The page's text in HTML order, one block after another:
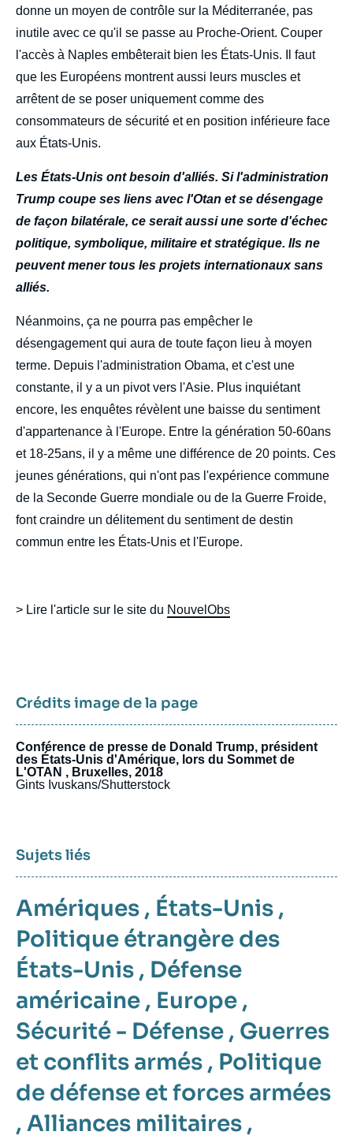
donne un moyen de contrôle sur la Méditerranée, pas
inutile avec ce qu'il se passe au Proche-Orient. Couper
l'accès à Naples embêterait bien les États-Unis. Il faut
que les Européens montrent aussi leurs muscles et
arrêtent de se poser uniquement comme des
consommateurs de sécurité et en position inférieure face
aux États-Unis.
Les États-Unis ont besoin d'alliés. Si l'administration
Trump coupe ses liens avec l'Otan et se désengage
de façon bilatérale, ce serait aussi une sorte d'échec
politique, symbolique, militaire et stratégique. Ils ne
peuvent mener tous les projets internationaux sans
alliés.
Néanmoins, ça ne pourra pas empêcher le
désengagement qui aura de toute façon lieu à moyen
terme. Depuis l'administration Obama, et c'est une
constante, il y a un pivot vers l'Asie. Plus inquiétant
encore, les enquêtes révèlent une baisse du sentiment
d'appartenance à l'Europe. Entre la génération 50-60ans
et 18-25ans, il y a même une différence de 20 points. Ces
jeunes générations, qui n'ont pas l'expérience commune
de la Seconde Guerre mondiale ou de la Guerre Froide,
font craindre un délitement du sentiment de destin
commun entre les États-Unis et l'Europe.
> Lire l'article sur le site du NouvelObs
Crédits image de la page
Conférence de presse de Donald Trump, président
des États-Unis d'Amérique, lors du Sommet de
L'OTAN , Bruxelles, 2018
Gints Ivuskans/Shutterstock
Sujets liés
Amériques , États-Unis ,
Politique étrangère des
États-Unis , Défense
américaine , Europe ,
Sécurité - Défense , Guerres
et conflits armés , Politique
de défense et forces armées
, Alliances militaires ,